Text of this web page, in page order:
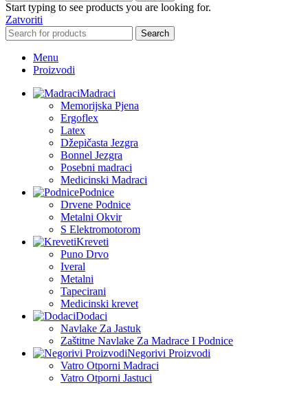
Start typing to see products you are looking for.
Zatvoriti
Search
Menu
Proizvodi
Madraci
Memorijska Pjena
Ergoflex
Latex
Džepičasta Jezgra
Bonnel Jezgra
Posebni madraci
Medicinski Madraci
Podnice
Drvene Podnice
Metalni Okvir
S Elektromotorom
Kreveti
Puno Drvo
Iveral
Metalni
Tapecirani
Medicinski krevet
Dodaci
Navlake Za Jastuk
Zaštitne Navlake Za Madrace I Podnice
Negorivi Proizvodi
Vatro Otporni Madraci
Vatro Otporni Jastuci